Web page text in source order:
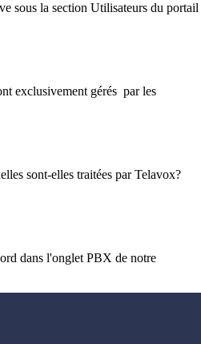
sous la section Utilisateurs du portail
exclusivement gérés par les
sont-elles traitées par Telavox?
dans l'onglet PBX de notre